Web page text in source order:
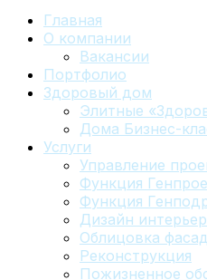
Главная
О компании
Вакансии
Портфолио
Здоровый дом
Элитные
Дома Бизнес-
Услуги
Управление
Функция
Функция
Дизайн
Облицовка
Реконструкция
Пожизненное